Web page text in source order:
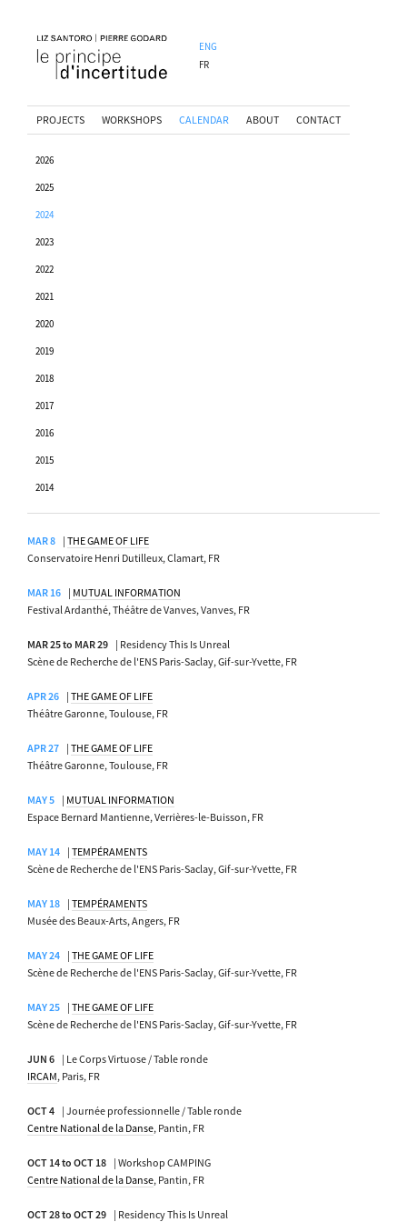
ENG
FR
PROJECTS WORKSHOPS CALENDAR ABOUT CONTACT
2026
2025
2024
2023
2022
2021
2020
2019
2018
2017
2016
2015
2014
MAR 8 | THE GAME OF LIFE
Conservatoire Henri Dutilleux, Clamart, FR
MAR 16 | MUTUAL INFORMATION
Festival Ardanthé, Théâtre de Vanves, Vanves, FR
MAR 25 to MAR 29 | Residency This Is Unreal
Scène de Recherche de l'ENS Paris-Saclay, Gif-sur-Yvette, FR
APR 26 | THE GAME OF LIFE
Théâtre Garonne, Toulouse, FR
APR 27 | THE GAME OF LIFE
Théâtre Garonne, Toulouse, FR
MAY 5 | MUTUAL INFORMATION
Espace Bernard Mantienne, Verrières-le-Buisson, FR
MAY 14 | TEMPÉRAMENTS
Scène de Recherche de l'ENS Paris-Saclay, Gif-sur-Yvette, FR
MAY 18 | TEMPÉRAMENTS
Musée des Beaux-Arts, Angers, FR
MAY 24 | THE GAME OF LIFE
Scène de Recherche de l'ENS Paris-Saclay, Gif-sur-Yvette, FR
MAY 25 | THE GAME OF LIFE
Scène de Recherche de l'ENS Paris-Saclay, Gif-sur-Yvette, FR
JUN 6 | Le Corps Virtuose / Table ronde
IRCAM, Paris, FR
OCT 4 | Journée professionnelle / Table ronde
Centre National de la Danse, Pantin, FR
OCT 14 to OCT 18 | Workshop CAMPING
Centre National de la Danse, Pantin, FR
OCT 28 to OCT 29 | Residency This Is Unreal